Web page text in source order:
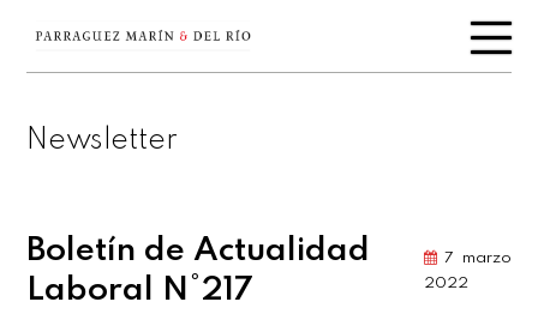
Newsletter
Boletín de Actualidad
Laboral N°217
7 marzo
2022